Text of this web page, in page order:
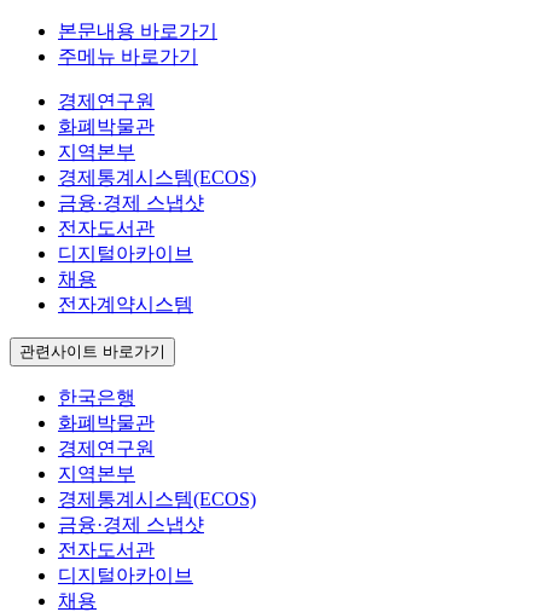
본문내용 바로가기
주메뉴 바로가기
경제연구원
화폐박물관
지역본부
경제통계시스템(ECOS)
금융·경제 스냅샷
전자도서관
디지털아카이브
채용
전자계약시스템
관련사이트 바로가기
한국은행
화폐박물관
경제연구원
지역본부
경제통계시스템(ECOS)
금융·경제 스냅샷
전자도서관
디지털아카이브
채용